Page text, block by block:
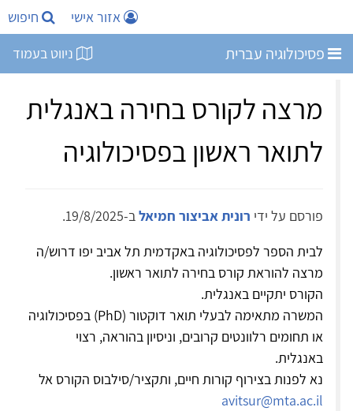
אזור אישי חיפוש
פסיכולוגיה עברית ניווט בעמוד
מרצה לקורס בחירה באנגלית
לתואר ראשון בפסיכולוגיה
פורסם על ידי רונית אביצור חמיאלב-19/8/2025.
לבית הספר לפסיכולוגיה באקדמית תל אביב יפו דרוש/ה
מרצה להוראת קורס בחירה לתואר ראשון.
הקורס יתקיים באנגלית.
המשרה מתאימה לבעלי תואר דוקטור (PhD) בפסיכולוגיה
או תחומים רלוונטים קרובים, וניסיון בהוראה, רצוי
באנגלית.
נא לפנות בצירוף קורות חיים, ותקציר/סילבוס הקורס אל
avitsur@mta.ac.il